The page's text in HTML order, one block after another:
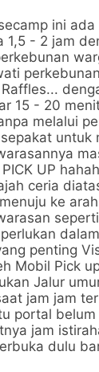
ini
1,5 - 2 jam
15 - 20
melalui
untuk
UP
ceria
ke
penting
Mobil Pick
Jalur
jam jam
portal
jam
dulu